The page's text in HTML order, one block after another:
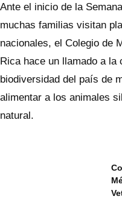
Ante el inicio de la
muchas familias visitan
nacionales, el Colegio de
Rica hace un llamado a
biodiversidad del país de
alimentar a los animales
natural.